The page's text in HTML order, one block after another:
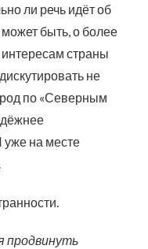
ли речь идёт об
быть, о более
страны
не
по «Северным
уже на месте